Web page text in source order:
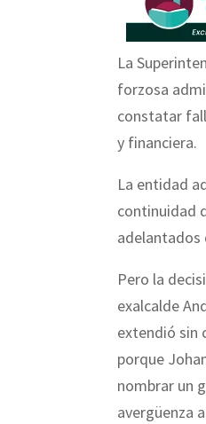
La
forzosa
constatar
y financiera.
La entidad
continuidad
adelantados
Pero la
exalcalde
extendió sin
porque
nombrar un
avergüenza